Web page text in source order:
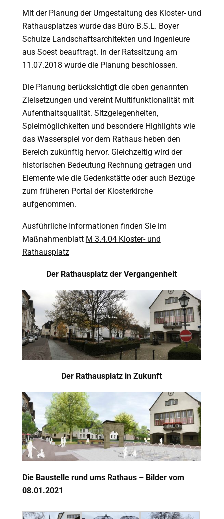
Mit der Planung der Umgestaltung des Kloster- und
Rathausplatzes wurde das Büro B.S.L. Boyer
Schulze Landschaftsarchitekten und Ingenieure
aus Soest beauftragt. In der Ratssitzung am
11.07.2018 wurde die Planung beschlossen.
Die Planung berücksichtigt die oben genannten
Zielsetzungen und vereint Multifunktionalität mit
Aufenthaltsqualität. Sitzgelegenheiten,
Spielmöglichkeiten und besondere Highlights wie
das Wasserspiel vor dem Rathaus heben den
Bereich zukünftig hervor. Gleichzeitig wird der
historischen Bedeutung Rechnung getragen und
Elemente wie die Gedenkstätte oder auch Bezüge
zum früheren Portal der Klosterkirche
aufgenommen.
Ausführliche Informationen finden Sie im
Maßnahmenblatt M 3.4.04 Kloster- und
Rathausplatz
Der Rathausplatz der Vergangenheit
Der Rathausplatz in Zukunft
Die Baustelle rund ums Rathaus – Bilder vom
08.01.2021